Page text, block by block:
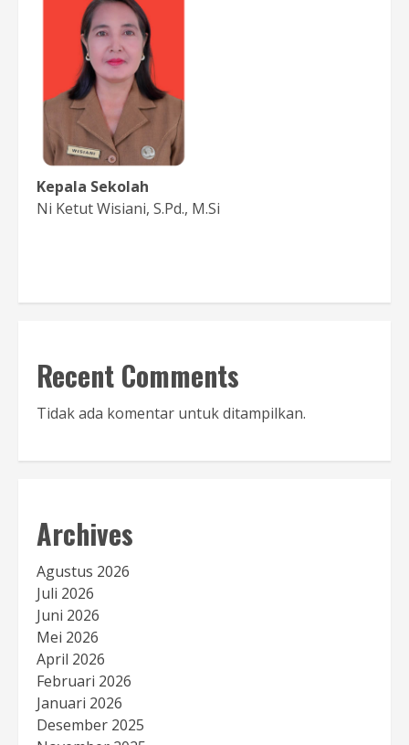
Kepala Sekolah
Ni Ketut Wisiani, S.Pd., M.Si
Recent Comments
Tidak ada komentar untuk ditampilkan.
Archives
Agustus 2026
Juli 2026
Juni 2026
Mei 2026
April 2026
Februari 2026
Januari 2026
Desember 2025